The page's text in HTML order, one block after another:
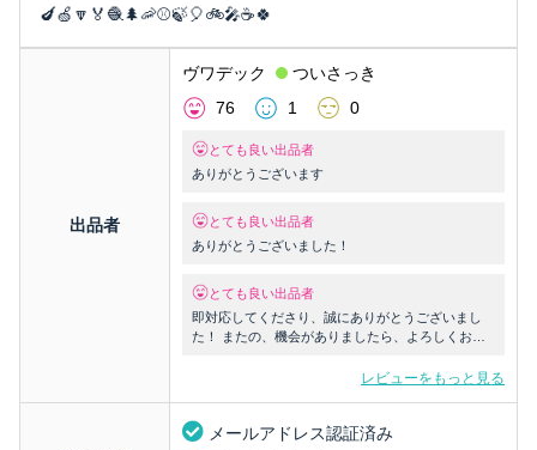
🍆🍏🔽🏅🧶🌲🦐⚾🍃🎈🚲🎤☕🍀
出品者
ヴワデック
ついさっき
76
1 0
とても良い出品者
ありがとうございます
とても良い出品者
ありがとうございました！
とても良い出品者
即対応してくださり、誠にありがとうございまし
た！ またの、機会がありましたら、よろしくお願
レビューをもっと見る
メールアドレス認証済み